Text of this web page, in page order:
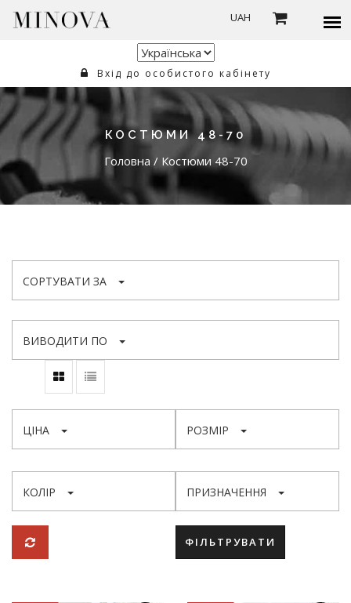
UAH
Вхід до особистого кабінету
КОСТЮМИ 48-70
Головна / Костюми 48-70
СОРТУВАТИ ЗА
ВИВОДИТИ ПО
ЦІНА РОЗМІР
КОЛІР ПРИЗНАЧЕННЯ
ФІЛЬТРУВАТИ